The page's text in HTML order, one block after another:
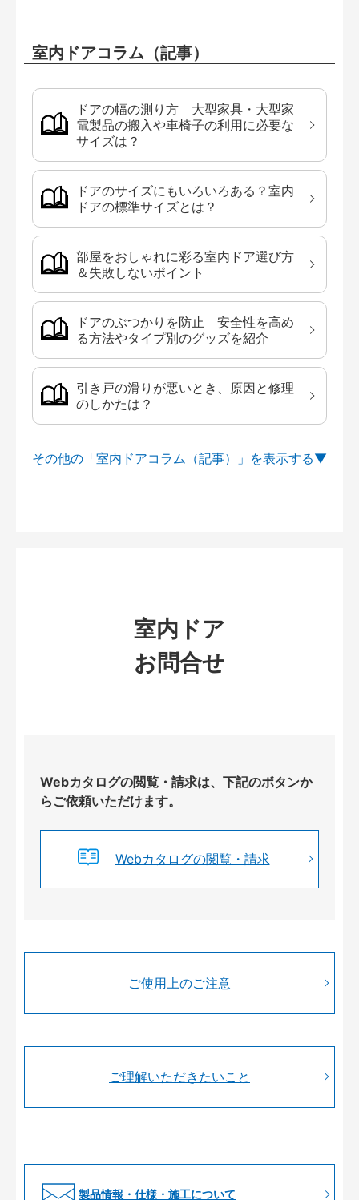
室内ドアコラム（記事）
ドアの幅の測り方 大型家具・大型家
電製品の搬入や車椅子の利用に必要な
サイズは？
ドアのサイズにもいろいろある？室内
ドアの標準サイズとは？
部屋をおしゃれに彩る室内ドア選び方
＆失敗しないポイント
ドアのぶつかりを防止 安全性を高め
る方法やタイプ別のグッズを紹介
引き戸の滑りが悪いとき、原因と修理
のしかたは？
その他の「室内ドアコラム（記事）」を
室内ドア
お問合せ
Webカタログの閲覧・請求は、下記のボタンか
らご依頼いただけます。
Webカタログの閲覧・請求
ご使用上のご注意
ご理解いただきたいこと
製品情報・仕様・施工について